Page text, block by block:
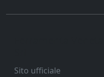
Sito ufficiale